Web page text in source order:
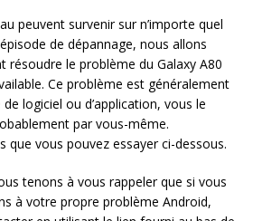
peuvent survenir sur n’importe quel
de dépannage, nous allons
le problème du Galaxy A80
Ce problème est généralement
logiciel ou d’application, vous le
par vous-même.
que vous pouvez essayer ci-dessous.
tenons à vous rappeler que si vous
à votre propre problème Android,